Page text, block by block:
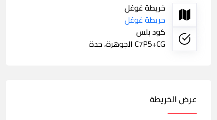
خريطة غوغل
خريطة غوغل
كود بلس
C7P5+CG الجوهرة، جدة
عرض الخريطة